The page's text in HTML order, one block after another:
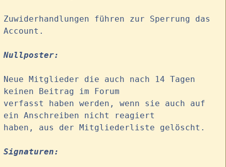
Zuwiderhandlungen führen zur Sperrung das
Account.
Nullposter:
Neue Mitglieder die auch nach 14 Tagen
keinen Beitrag im Forum
verfasst haben werden, wenn sie auch auf
ein Anschreiben nicht reagiert
haben, aus der Mitgliederliste gelöscht.
Signaturen: